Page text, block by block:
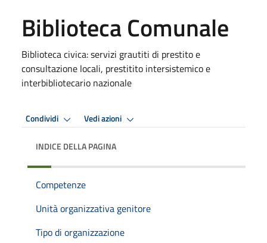
Biblioteca Comunale
Biblioteca civica: servizi grautiti di prestito e
consultazione locali, prestitito intersistemico e
interbibliotecario nazionale
Condividi Vedi azioni
INDICE DELLA PAGINA
Competenze
Unità organizzativa genitore
Tipo di organizzazione